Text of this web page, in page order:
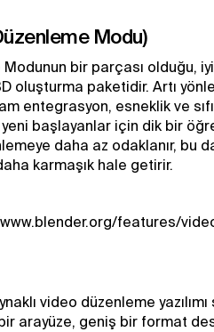
Modu)
bir parçası olduğu,
oluşturma paketidir. Artı
entegrasyon, esneklik ve
yeni başlayanlar için dik bir
daha az odaklanır, bu
karmaşık hale getirir.
features/
video düzenleme
arayüze, geniş bir format